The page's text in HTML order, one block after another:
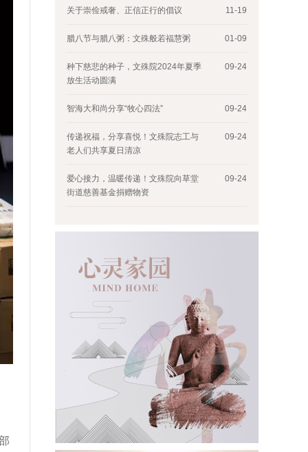
关于崇俭戒奢、正信正行的倡议 11-19
腊八节与腊八粥：文殊般若福慧粥 01-09
种下慈悲的种子，文殊院2024年夏季
放生活动圆满
09-24
智海大和尚分享“牧心四法” 09-24
传递祝福，分享喜悦！文殊院志工与
老人们共享夏日清凉
09-24
爱心接力，温暖传递！文殊院向草堂
街道慈善基金捐赠物资
09-24